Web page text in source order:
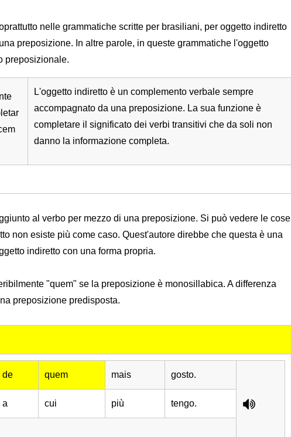
nelle grammatiche scritte per brasiliani, per oggetto indiretto
preposizione. In altre parole, in queste grammatiche l'oggetto
preposizionale.
L'oggetto indiretto è un complemento verbale sempre
accompagnato da una preposizione. La sua funzione è
completare il significato dei verbi transitivi che da soli non
danno la informazione completa.
al verbo per mezzo di una preposizione. Si può vedere le cose
non esiste più come caso. Quest'autore direbbe che questa è una
indiretto con una forma propria.
"quem" se la preposizione è monosillabica. A differenza
preposizione predisposta.
de quem mais gosto.
a cui più tengo.